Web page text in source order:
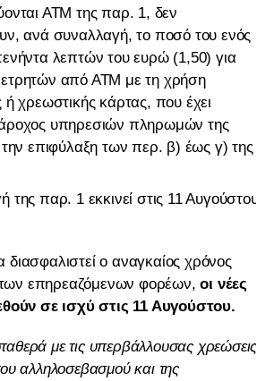
ΑΤΜ της παρ. 1, δεν
ανά συναλλαγή, το ποσό του ενός
λεπτών του ευρώ (1,50) για
από ΑΤΜ με τη χρήση
ή χρεωστικής κάρτας, που έχει
υπηρεσιών πληρωμών της
επιφύλαξη των περ. β) έως γ) της
της παρ. 1 εκκινεί στις 11 Αυγούστου
διασφαλιστεί ο αναγκαίος χρόνος
επηρεαζόμενων φορέων,οι νέες
σε ισχύ στις 11 Αυγούστου.
με τις υπερβάλλουσας χρεώσεις
αλληλοσεβασμού και της